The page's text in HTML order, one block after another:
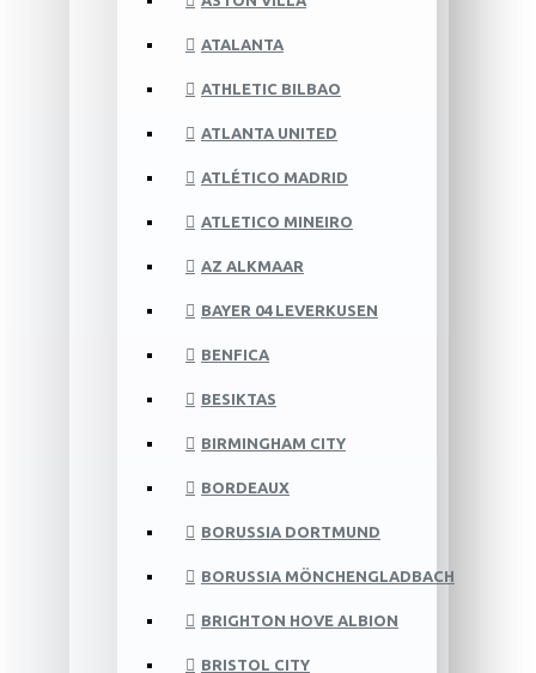
ATALANTA
ATHLETIC BILBAO
ATLANTA UNITED
ATLÉTICO MADRID
ATLETICO MINEIRO
AZ ALKMAAR
BAYER 04 LEVERKUSEN
BENFICA
BESIKTAS
BIRMINGHAM CITY
BORDEAUX
BORUSSIA DORTMUND
BORUSSIA MÖNCHENGLADBACH
BRIGHTON HOVE ALBION
BRISTOL CITY